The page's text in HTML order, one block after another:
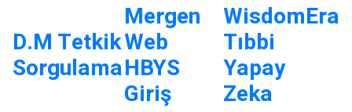
D.M Tetkik
Sorgulama
Mergen
Web
HBYS
Giriş
WisdomEra
Tıbbi
Yapay
Zeka